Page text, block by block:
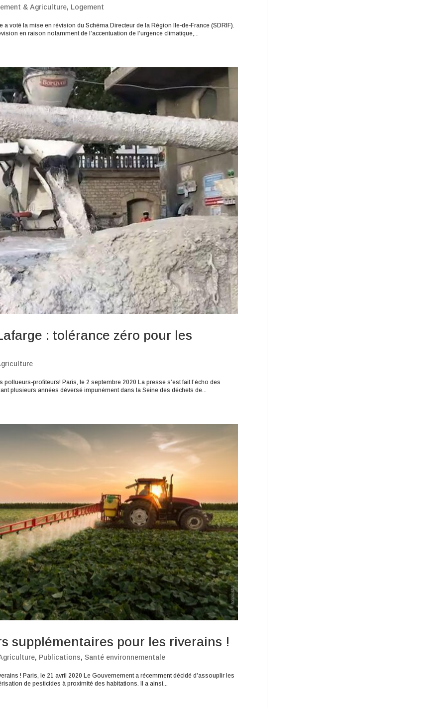
& Agriculture, Logement
voté la mise en révision du Schéma Directeur de la Région Ile-de-France (SDRIF).
en raison notamment de l’accentuation de l’urgence climatique,...
: tolérance zéro pour les
profiteurs! Paris, le 2 septembre 2020 La presse s’est fait l’écho des
plusieurs années déversé impunément dans la Seine des déchets de...
supplémentaires pour les riverains !
, Publications,Santé environnementale
! Paris, le 21 avril 2020 Le Gouvernement a récemment décidé d’assouplir les
de pesticides à proximité des habitations. Il a ainsi...